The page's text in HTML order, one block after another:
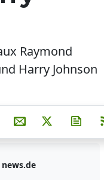
Raymond
Harry Johnson
hinzufügen
Teilen auf Facebook
Teilen aufTeilen
auf Pinterest
Per E-Mail teilen
Post auf X